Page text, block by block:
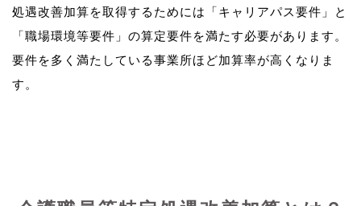
処遇改善加算を取得するためには「キャリアパス要件」と
「職場環境等要件」の算定要件を満たす必要があります。
要件を多く満たしている事業所ほど加算率が高くなりま
す。